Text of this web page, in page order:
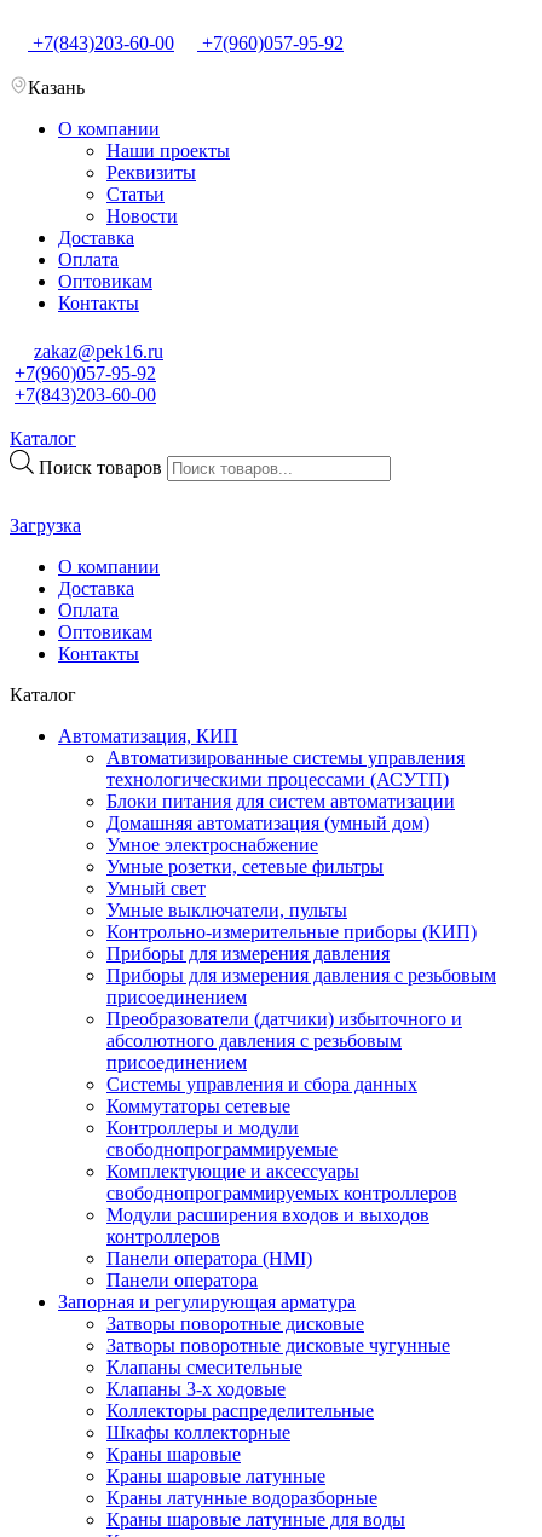
+7(843)203-60-00 +7(960)057-95-92
Казань
О компании
Наши проекты
Реквизиты
Статьи
Новости
Доставка
Оплата
Оптовикам
Контакты
zakaz@pek16.ru
+7(960)057-95-92
+7(843)203-60-00
Каталог
Поиск товаров
Загрузка
О компании
Доставка
Оплата
Оптовикам
Контакты
Каталог
Автоматизация, КИП
Автоматизированные системы управления
технологическими процессами (АСУТП)
Блоки питания для систем автоматизации
Домашняя автоматизация (умный дом)
Умное электроснабжение
Умные розетки, сетевые фильтры
Умный свет
Умные выключатели, пульты
Контрольно-измерительные приборы (КИП)
Приборы для измерения давления
Приборы для измерения давления с резьбовым
присоединением
Преобразователи (датчики) избыточного и
абсолютного давления с резьбовым
присоединением
Системы управления и сбора данных
Коммутаторы сетевые
Контроллеры и модули
свободнопрограммируемые
Комплектующие и аксессуары
свободнопрограммируемых контроллеров
Модули расширения входов и выходов
контроллеров
Панели оператора (HMI)
Панели оператора
Запорная и регулирующая арматура
Затворы поворотные дисковые
Затворы поворотные дисковые чугунные
Клапаны смесительные
Клапаны 3-х ходовые
Коллекторы распределительные
Шкафы коллекторные
Краны шаровые
Краны шаровые латунные
Краны латунные водоразборные
Краны шаровые латунные для воды